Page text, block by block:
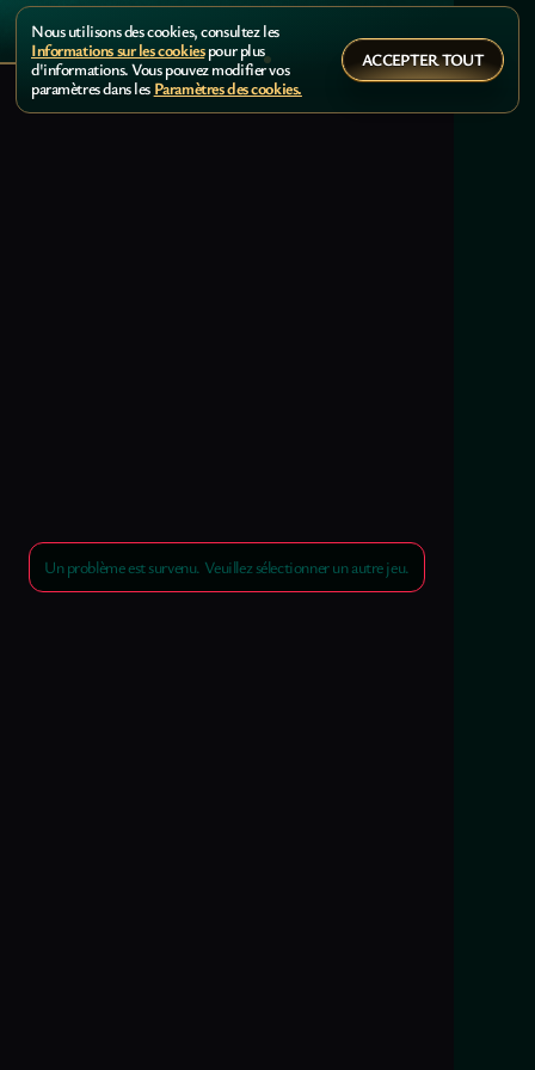
Un problème est survenu. Veuillez sélectionner un autre jeu.
Nous utilisons des cookies, consultez les
Informations sur les cookiespour plus
d'informations. Vous pouvez modifier vos
paramètres dans les Paramètres des cookies.
ACCEPTER TOUT